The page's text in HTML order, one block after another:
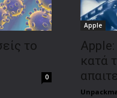
το
0
Apple
κατά